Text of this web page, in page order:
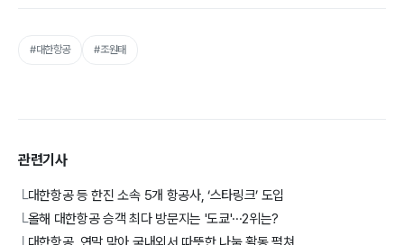
#대한항공 #조원태
관련기사
└대한항공 등 한진 소속 5개 항공사, ‘스타링크’ 도입
└올해 대한항공 승객 최다 방문지는 '도쿄'···2위는?